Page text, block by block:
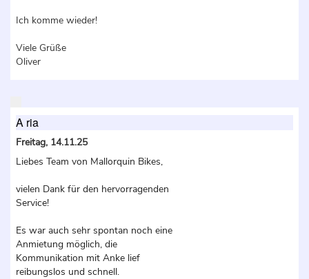
Ich komme wieder!
Viele Grüße
Oliver
A ria
Freitag, 14.11.25
Liebes Team von Mallorquin Bikes,
vielen Dank für den hervorragenden
Service!
Es war auch sehr spontan noch eine
Anmietung möglich, die
Kommunikation mit Anke lief
reibungslos und schnell.